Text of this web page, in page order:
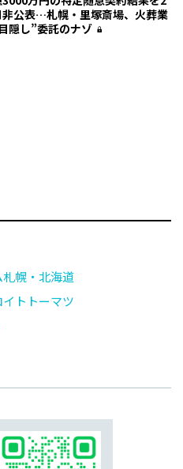
非公表…札幌・里塚斎場、火葬業
隠し”委託のナゾ
札幌・北海道
イトトーマツ